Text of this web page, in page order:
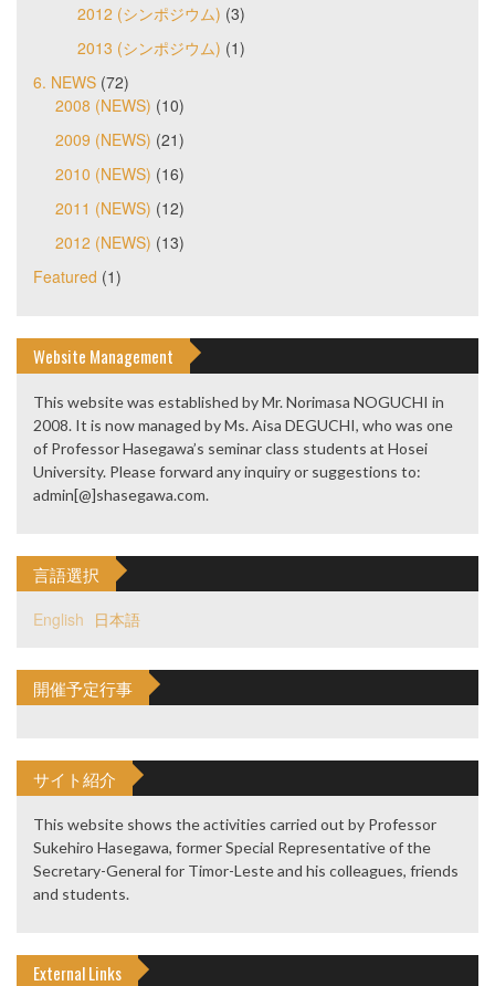
2012 (シンポジウム) (3)
2013 (シンポジウム) (1)
6. NEWS (72)
2008 (NEWS) (10)
2009 (NEWS) (21)
2010 (NEWS) (16)
2011 (NEWS) (12)
2012 (NEWS) (13)
Featured (1)
Website Management
This website was established by Mr. Norimasa NOGUCHI in
2008. It is now managed by Ms. Aisa DEGUCHI, who was one
of Professor Hasegawa’s seminar class students at Hosei
University. Please forward any inquiry or suggestions to:
admin[@]shasegawa.com.
言語選択
English 日本語
開催予定行事
サイト紹介
This website shows the activities carried out by Professor
Sukehiro Hasegawa, former Special Representative of the
Secretary-General for Timor-Leste and his colleagues, friends
and students.
External Links